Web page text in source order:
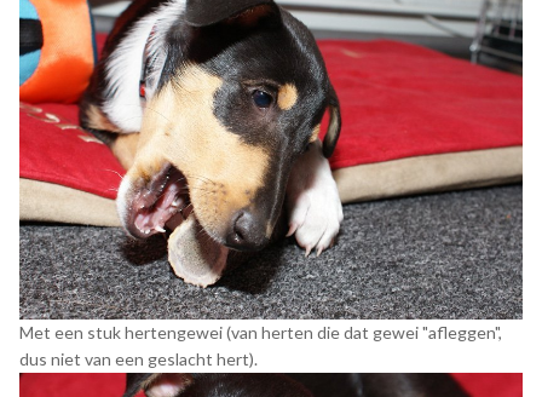
Met een stuk hertengewei (van herten die dat gewei "afleggen",
dus niet van een geslacht hert).